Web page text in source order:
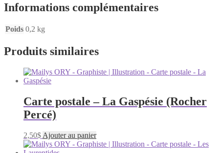
Informations complémentaires
Poids 0,2 kg
Produits similaires
Carte postale – La Gaspésie (Rocher
Percé)
2,50$ Ajouter au panier